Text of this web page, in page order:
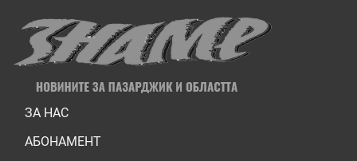
ЗА НАС
АБОНАМЕНТ